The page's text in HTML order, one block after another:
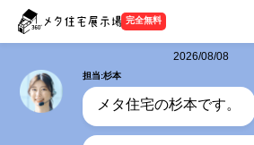
完全無料
2026/08/08
担当:杉本
メタ住宅の杉本です。